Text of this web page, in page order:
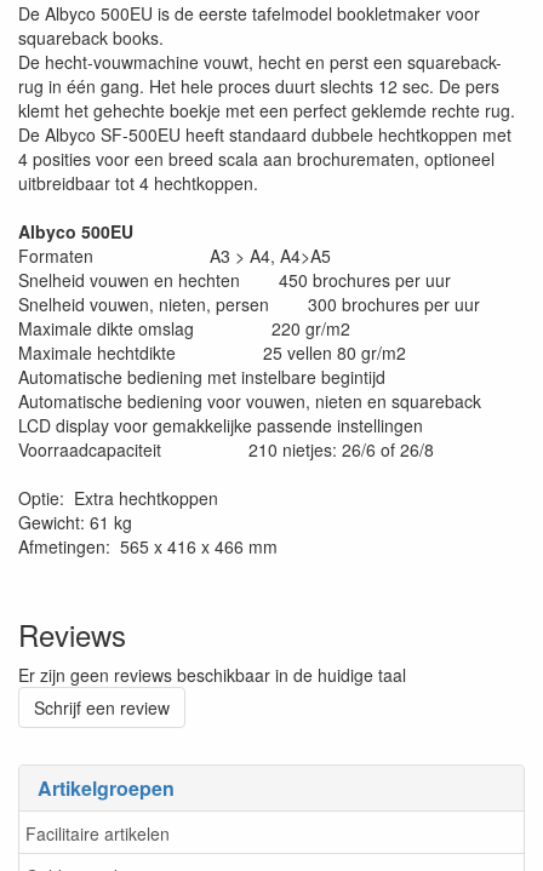
Artikelgroepen
Facilitaire artikelen
De Albyco 500EU is de eerste tafelmodel bookletmaker voor
squareback books.
De hecht-vouwmachine vouwt, hecht en perst een squareback-
rug in één gang. Het hele proces duurt slechts 12 sec. De pers
klemt het gehechte boekje met een perfect geklemde rechte rug.
De Albyco SF-500EU heeft standaard dubbele hechtkoppen met
4 posities voor een breed scala aan brochurematen, optioneel
uitbreidbaar tot 4 hechtkoppen.
Albyco 500EU
Formaten A3 > A4, A4>A5
Snelheid vouwen en hechten 450 brochures per uur
Snelheid vouwen, nieten, persen 300 brochures per uur
Maximale dikte omslag 220 gr/m2
Maximale hechtdikte 25 vellen 80 gr/m2
Automatische bediening met instelbare begintijd
Automatische bediening voor vouwen, nieten en squareback
LCD display voor gemakkelijke passende instellingen
Voorraadcapaciteit 210 nietjes: 26/6 of 26/8
Optie: Extra hechtkoppen
Gewicht: 61 kg
Afmetingen: 565 x 416 x 466 mm
Reviews
Er zijn geen reviews beschikbaar in de huidige taal
Schrijf een review